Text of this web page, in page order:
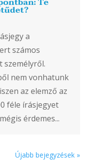
a
számos
személyről.
nem vonhatunk
az elemző az
féle írásjegyet
érdemes...
Újabb bejegyzések »